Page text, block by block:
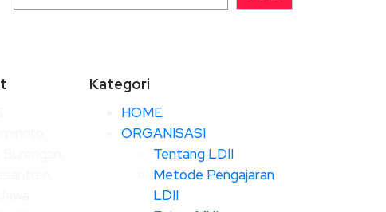
Kategori
HOME
ORGANISASI
Tentang LDII
Metode Pengajaran
LDII